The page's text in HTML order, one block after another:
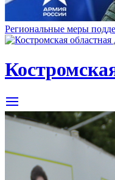
Региональные меры